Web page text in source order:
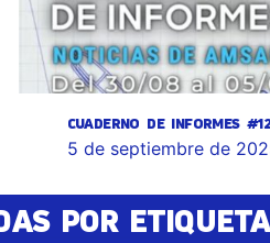
CUADERNO DE INFORMES
5 de septiembre de
POR